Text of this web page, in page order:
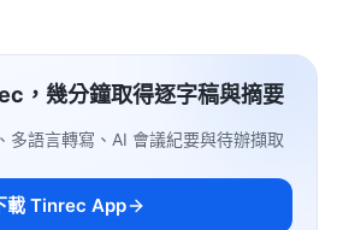
，幾分鐘取得逐字稿與摘要
多語言轉寫、AI 會議紀要與待辦擷取
載 Tinrec App